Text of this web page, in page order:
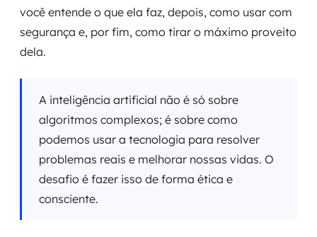
você entende o que ela faz, depois, como usar com
segurança e, por fim, como tirar o máximo proveito
dela.
A inteligência artificial não é só sobre
algoritmos complexos; é sobre como
podemos usar a tecnologia para resolver
problemas reais e melhorar nossas vidas. O
desafio é fazer isso de forma ética e
consciente.